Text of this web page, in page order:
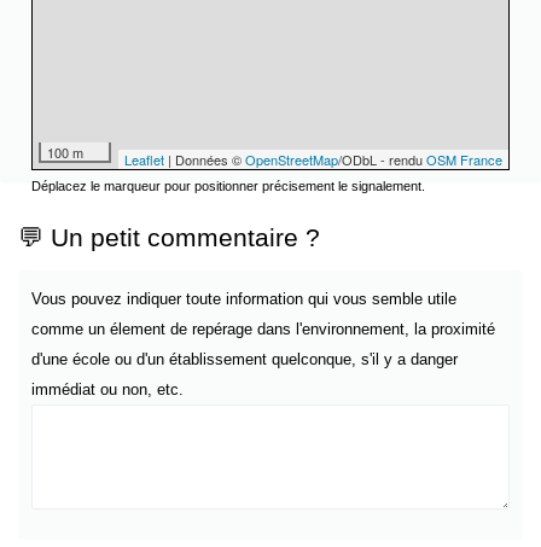
100 m Leaflet | Données ©OpenStreetMap/ODbL - renduOSM France
Déplacez le marqueur pour positionner précisement le signalement.
💬 Un petit commentaire ?
Vous pouvez indiquer toute information qui vous semble utile
comme un élement de repérage dans l'environnement, la proximité
d'une école ou d'un établissement quelconque, s'il y a danger
immédiat ou non, etc.